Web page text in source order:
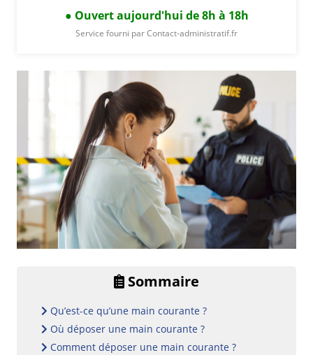
Ouvert aujourd'hui de 8h à 18h
Service fourni par Contact-administratif.fr
Sommaire
Qu’est-ce qu’une main courante ?
Où déposer une main courante ?
Comment déposer une main courante ?